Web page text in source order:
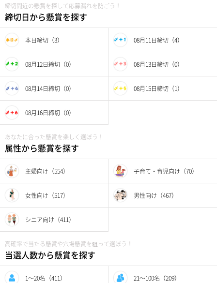
締切間近の懸賞を探して応募漏れを防ごう！
締切日から懸賞を探す
本日締切（3） 08月11日締切（4）
08月12日締切（0） 08月13日締切（0）
08月14日締切（0） 08月15日締切（1）
08月16日締切（0）
あなたに合った懸賞を楽しく選ぼう！
属性から懸賞を探す
主婦向け（554） 子育て・育児向け（70）
女性向け（517） 男性向け（467）
シニア向け（411）
高確率で当たる懸賞や穴場懸賞を狙って選ぼう！
当選人数から懸賞を探す
1〜20名（411） 21〜100名（209）